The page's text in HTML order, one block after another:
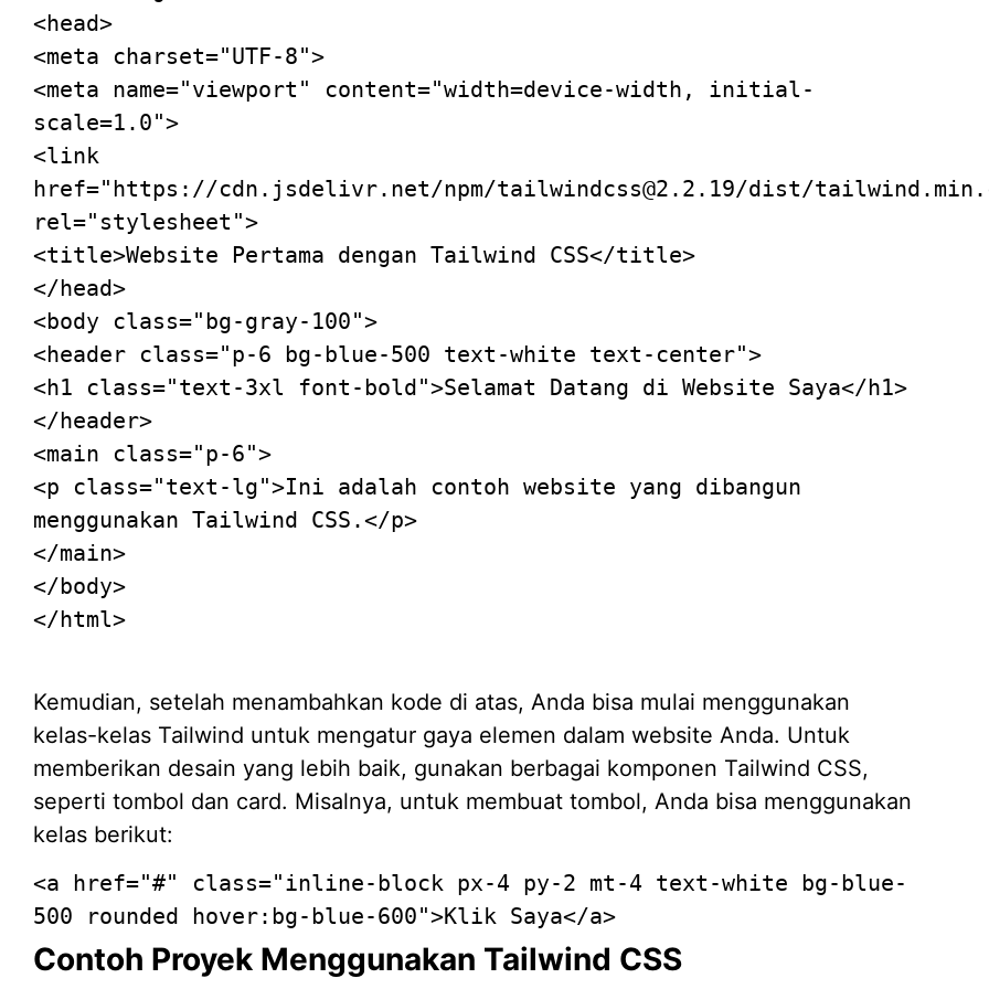
<head>
<meta charset="UTF-8">
<meta name="viewport" content="width=device-width, initial-
scale=1.0">
<link
href="https://cdn.jsdelivr.net/npm/tailwindcss@2.2.19/dist/
rel="stylesheet">
<title>Website Pertama dengan Tailwind CSS</title>
</head>
<body class="bg-gray-100">
<header class="p-6 bg-blue-500 text-white text-center">
<h1 class="text-3xl font-bold">Selamat Datang di Website Saya</h1>
</header>
<main class="p-6">
<p class="text-lg">Ini adalah contoh website yang dibangun
menggunakan Tailwind CSS.</p>
</main>
</body>
</html>
Kemudian, setelah menambahkan kode di atas, Anda bisa mulai menggunakan
kelas-kelas Tailwind untuk mengatur gaya elemen dalam website Anda. Untuk
memberikan desain yang lebih baik, gunakan berbagai komponen Tailwind CSS,
seperti tombol dan card. Misalnya, untuk membuat tombol, Anda bisa menggunakan
kelas berikut:
<a href="#" class="inline-block px-4 py-2 mt-4 text-white bg-blue-
500 rounded hover:bg-blue-600">Klik Saya</a>
Contoh Proyek Menggunakan Tailwind CSS